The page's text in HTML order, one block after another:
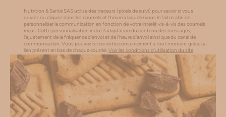
Nutrition & Santé SAS utilise des traceurs (pixels de suivi) pour savoir si vous
ouvrez ou cliquez dans les courriels et l’heure à laquelle vous le faites afin de
personnaliser la communication en fonction de votre intérêt vis-à-vis des courriels
reçus. Cette personnalisation inclut l’adaptation du contenu des messages,
l'ajustement de la fréquence d’envoi et de l’heure d’envoi ainsi que du canal de
communication. Vous pouvez retirer votre consentement à tout moment grâce au
lien présent en bas de chaque courriel.Voir les conditions d'utilisation du site